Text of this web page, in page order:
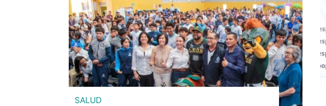
SALUD